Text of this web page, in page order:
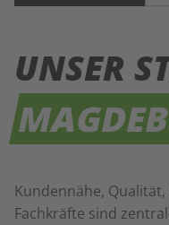
UNSER
Kundennähe,
Fachkräfte sind